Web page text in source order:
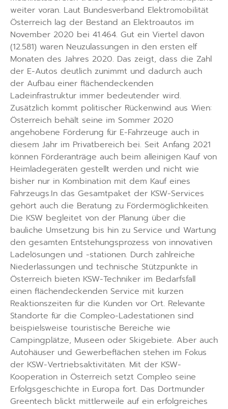
weiter voran. Laut Bundesverband Elektromobilität
Österreich lag der Bestand an Elektroautos im
November 2020 bei 41.464. Gut ein Viertel davon
(12.581) waren Neuzulassungen in den ersten elf
Monaten des Jahres 2020. Das zeigt, dass die Zahl
der E-Autos deutlich zunimmt und dadurch auch
der Aufbau einer flächendeckenden
Ladeinfrastruktur immer bedeutender wird.
Zusätzlich kommt politischer Rückenwind aus Wien:
Österreich behält seine im Sommer 2020
angehobene Förderung für E-Fahrzeuge auch in
diesem Jahr im Privatbereich bei. Seit Anfang 2021
können Förderanträge auch beim alleinigen Kauf von
Heimladegeräten gestellt werden und nicht wie
bisher nur in Kombination mit dem Kauf eines
Fahrzeugs.In das Gesamtpaket der KSW-Services
gehört auch die Beratung zu Fördermöglichkeiten.
Die KSW begleitet von der Planung über die
bauliche Umsetzung bis hin zu Service und Wartung
den gesamten Entstehungsprozess von innovativen
Ladelösungen und -stationen. Durch zahlreiche
Niederlassungen und technische Stützpunkte in
Österreich bieten KSW-Techniker im Bedarfsfall
einen flächendeckenden Service mit kurzen
Reaktionszeiten für die Kunden vor Ort. Relevante
Standorte für die Compleo-Ladestationen sind
beispielsweise touristische Bereiche wie
Campingplätze, Museen oder Skigebiete. Aber auch
Autohäuser und Gewerbeflächen stehen im Fokus
der KSW-Vertriebsaktivitäten. Mit der KSW-
Kooperation in Österreich setzt Compleo seine
Erfolgsgeschichte in Europa fort. Das Dortmunder
Greentech blickt mittlerweile auf ein erfolgreiches